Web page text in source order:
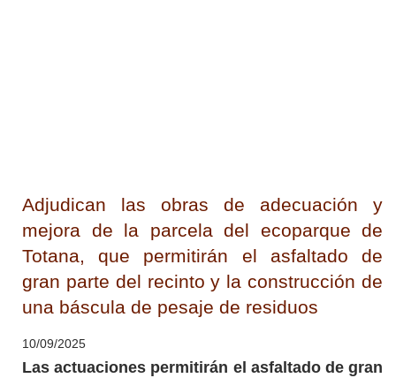
Adjudican las obras de adecuación y
mejora de la parcela del ecoparque de
Totana, que permitirán el asfaltado de
gran parte del recinto y la construcción de
una báscula de pesaje de residuos
10/09/2025
Las actuaciones permitirán el asfaltado de gran